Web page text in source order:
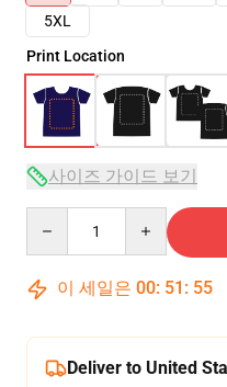
5XL
Print Location
사이즈 가이드 보기
이 세일은 00: 51 : 54
Deliver to United